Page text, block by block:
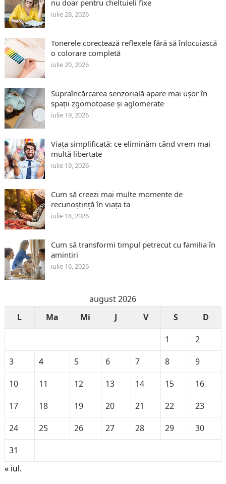
nu doar pentru cheltuieli fixe
iulie 28, 2026
Tonerele corectează reflexele fără să înlocuiască
o colorare completă
iulie 20, 2026
Supraîncărcarea senzorială apare mai ușor în
spații zgomotoase și aglomerate
iulie 19, 2026
Viața simplificată: ce eliminăm când vrem mai
multă libertate
iulie 19, 2026
Cum să creezi mai multe momente de
recunoștință în viața ta
iulie 18, 2026
Cum să transformi timpul petrecut cu familia în
amintiri
iulie 16, 2026
august 2026
L
Ma Mi J V S
D
1
2
3
4 5 6 7 8
9
10
11 12 13 14 15
16
17
18 19 20 21 22
23
24
25 26 27 28 29
30
31
« iul.